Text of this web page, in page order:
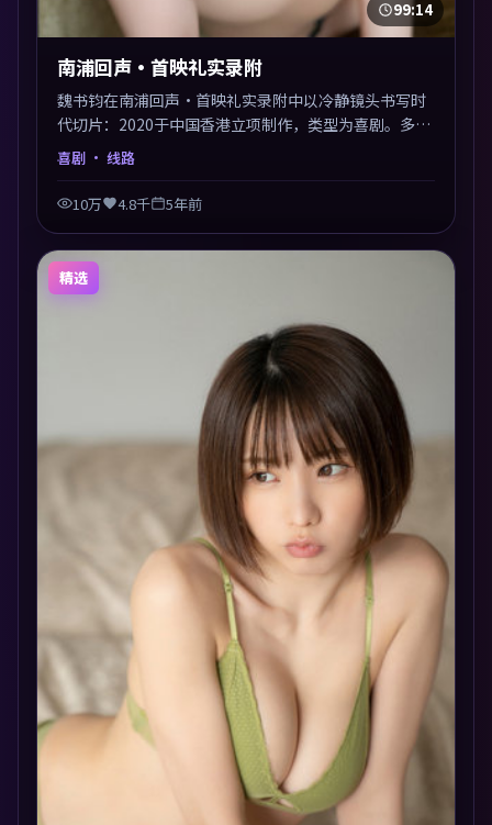
99:14
南浦回声·首映礼实录附
魏书钧在南浦回声·首映礼实录附中以冷静镜头书写时
代切片：2020于中国香港立项制作，类型为喜剧。多线
叙事交汇于终局，真相与救赎并行，适合喜欢细读表演
的影迷。摄影与配乐高度统一，城市夜景与内心戏互为
镜像。
喜剧 · 线路
10万 4.8千 5年前
精选